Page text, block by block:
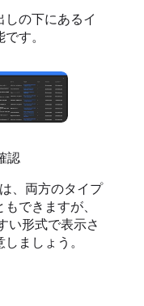
しの下にあるイ
す。
認
、両方のタイプ
できますが、
い形式で表示さ
ましょう。